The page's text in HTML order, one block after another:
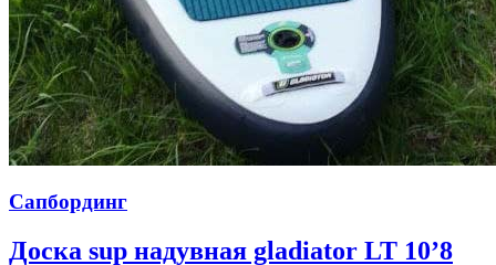
Сапбординг
Доска sup надувная gladiator LT 10’8